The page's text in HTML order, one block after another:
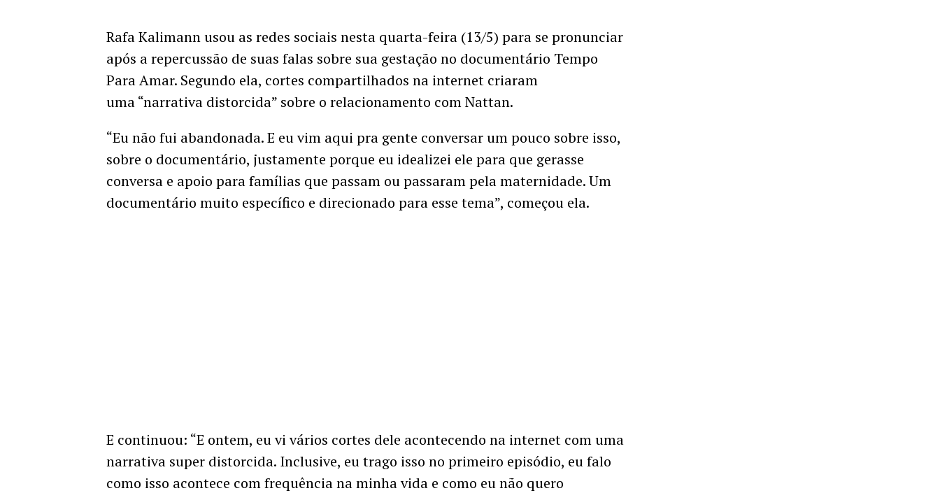
Rafa Kalimann usou as redes sociais nesta quarta-feira (13/5) para se pronunciar
após a repercussão de suas falas sobre sua gestação no documentário Tempo
Para Amar. Segundo ela, cortes compartilhados na internet criaram
uma “narrativa distorcida” sobre o relacionamento com Nattan.
“Eu não fui abandonada. E eu vim aqui pra gente conversar um pouco sobre isso,
sobre o documentário, justamente porque eu idealizei ele para que gerasse
conversa e apoio para famílias que passam ou passaram pela maternidade. Um
documentário muito específico e direcionado para esse tema”, começou ela.
E continuou: “E ontem, eu vi vários cortes dele acontecendo na internet com uma
narrativa super distorcida. Inclusive, eu trago isso no primeiro episódio, eu falo
como isso acontece com frequência na minha vida e como eu não quero